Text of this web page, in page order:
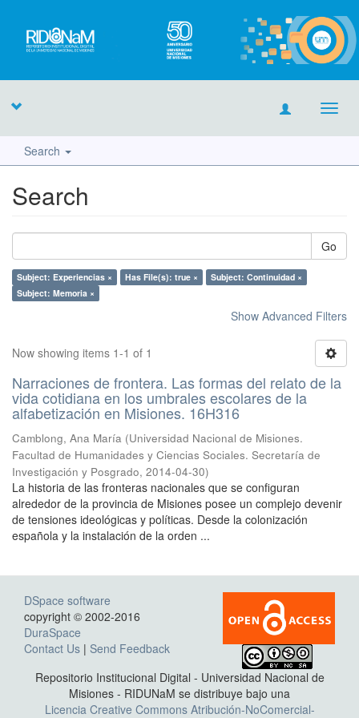
Search
Search
Go
Subject: Experiencias × Has File(s): true ×
Subject: Continuidad ×
Subject: Memoria ×
Show Advanced Filters
Now showing items 1-1 of 1
Narraciones de frontera. Las formas del relato de la
vida cotidiana en los umbrales escolares de la
alfabetización en Misiones. 16H316
Camblong, Ana María (Universidad Nacional de Misiones.
Facultad de Humanidades y Ciencias Sociales. Secretaría de
Investigación y Posgrado, 2014-04-30)
La historia de las fronteras nacionales que se configuran
alrededor de la provincia de Misiones posee un complejo devenir
de tensiones ideológicas y políticas. Desde la colonización
española y la instalación de la orden ...
DSpace software
copyright © 2002-2016
DuraSpace
Contact Us | Send Feedback
Repositorio Institucional Digital - Universidad Nacional de
Misiones - RIDUNaM se distribuye bajo una
Licencia Creative Commons Atribución-NoComercial-